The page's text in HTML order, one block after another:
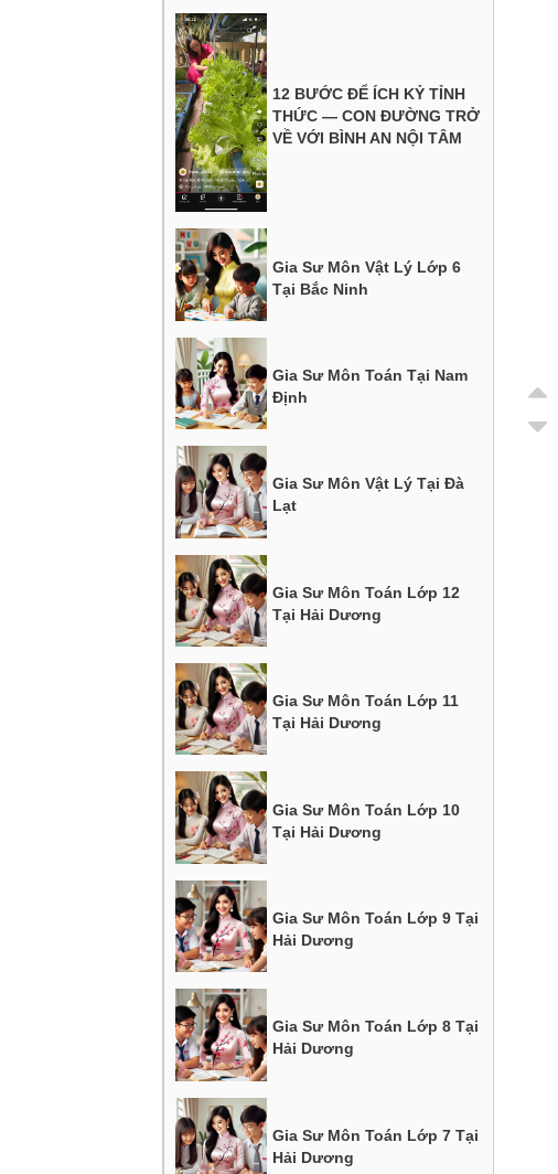
12 BƯỚC ĐỂ ÍCH KỶ TỈNH
THỨC — CON ĐƯỜNG TRỞ
VỀ VỚI BÌNH AN NỘI TÂM
Gia Sư Môn Vật Lý Lớp 6
Tại Bắc Ninh
Gia Sư Môn Toán Tại Nam
Định
Gia Sư Môn Vật Lý Tại Đà
Lạt
Gia Sư Môn Toán Lớp 12
Tại Hải Dương
Gia Sư Môn Toán Lớp 11
Tại Hải Dương
Gia Sư Môn Toán Lớp 10
Tại Hải Dương
Gia Sư Môn Toán Lớp 9 Tại
Hải Dương
Gia Sư Môn Toán Lớp 8 Tại
Hải Dương
Gia Sư Môn Toán Lớp 7 Tại
Hải Dương